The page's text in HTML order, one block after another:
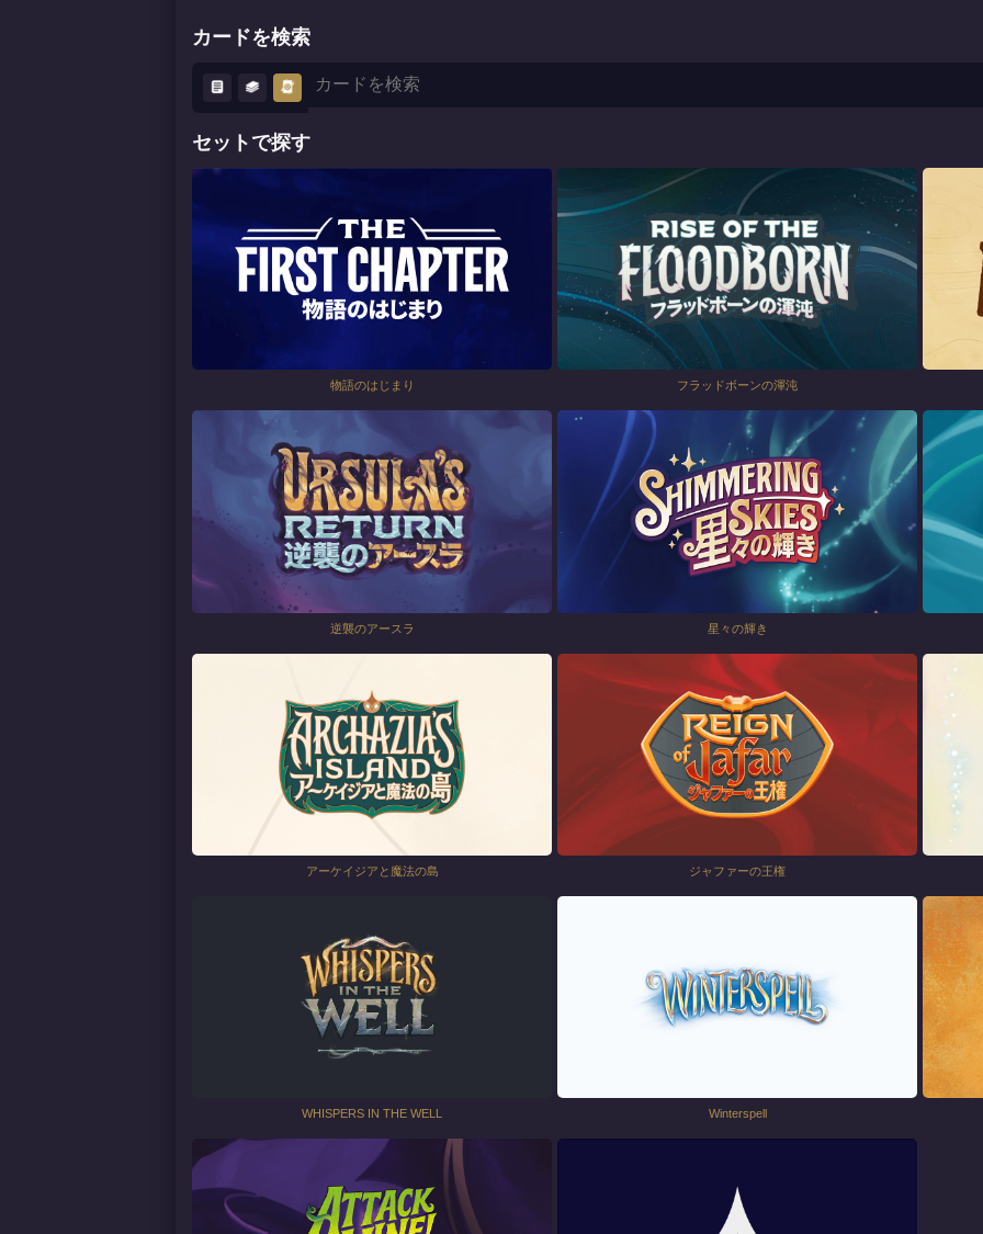
カードを検索
セットで探す
物語のはじまり フラッドボーンの渾沌
逆襲のアースラ 星々の輝き
アーケイジアと魔法の島 ジャファーの王権
WHISPERS IN THE WELL Winterspell